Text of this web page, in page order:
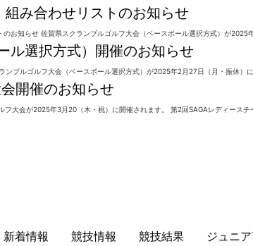
み合わせリストのお知らせ
お知らせ 佐賀県スクランブルゴルフ大会（ベースボール選択方式）が
ル選択方式）開催のお知らせ
ブルゴルフ大会（ベースボール選択方式）が2025年2月27日（月・振休
開催のお知らせ
大会が2025年3月20（木・祝）に開催されます。 第2回SAGAレディースチ
新着情報 競技情報 競技結果 ジュニ